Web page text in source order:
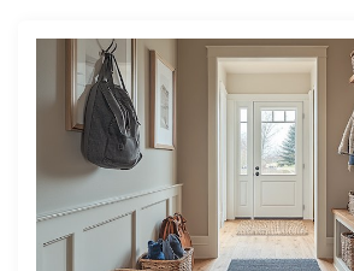
Réussir son
mince pour
Isolation
erreurs à éviter